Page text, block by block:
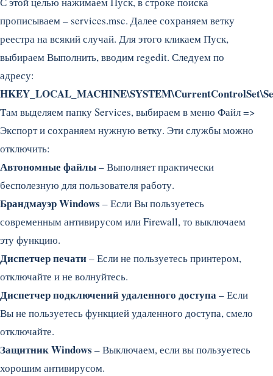
прописываем – services.msc. Далее сохраняем ветку
реестра на всякий случай. Для этого кликаем Пуск,
выбираем Выполнить, вводим regedit. Следуем по
адресу:
Там выделяем папку Services, выбираем в меню Файл =>
Экспорт и сохраняем нужную ветку. Эти службы можно
отключить:
Автономные файлы– Выполняет практически
бесполезную для пользователя работу.
Брандмауэр Windows – Если Вы пользуетесь
современным антивирусом или Firewall, то выключаем
эту функцию.
Диспетчер печати– Если не пользуетесь принтером,
отключайте и не волнуйтесь.
Диспетчер подключений удаленного доступа– Если
Вы не пользуетесь функцией удаленного доступа, смело
отключайте.
Защитник Windows – Выключаем, если вы пользуетесь
хорошим антивирусом.